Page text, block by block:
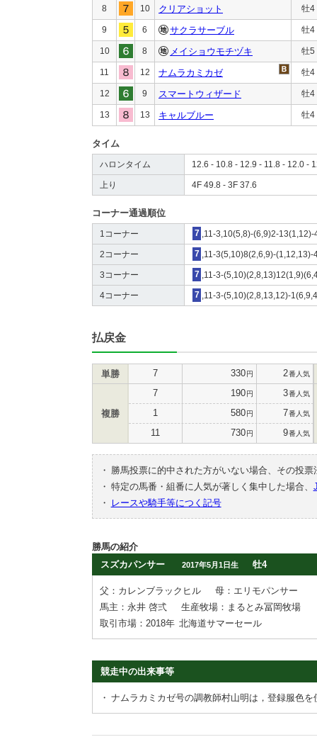
8 10 クリアショット 牡4
9 6 サクラサーブル 牡4
10 8 メイショウモチヅキ 牡5
11 12 ナムラカミカゼ 牡4
12 9 スマートウィザード 牡4
13 13 キャルブルー 牡4
タイム
ハロンタイム 12.6 - 10.8 - 12.9 - 11.8 - 12.0 -
上り 4F 49.8 - 3F 37.6
コーナー通過順位
1コーナー 7 ,11-3,10(5,8)-(6,9)2-13(1,12)-
2コーナー 7 ,11-3(5,10)8(2,6,9)-(1,12,13)-
3コーナー 7 ,11-3-
4コーナー 7 ,11-3-(5,10)(2,8,13,12)-
払戻金
単勝 7 330円 2番人気
複勝
7 190円 3番人気
1 580円 7番人気
11 730円 9番人気
・
勝馬投票に的中された方がいない場合、その投
・ 特定の馬番・組番に人気が著しく集中した場合、
・
レースや騎手等につく記号
勝馬の紹介
スズカパンサー
2017年5月1日生 牡4
父：カレンブラックヒル
母：エリモパンサー
馬主：永井 啓弍
生産牧場：まるとみ冨岡牧場
取引市場：2018年 北海道サマーセール
競走中の出来事等
・ ナムラカミカゼ号の調教師村山明は，登録服色